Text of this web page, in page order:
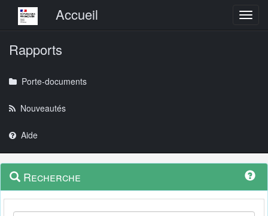
Menu principalAccueil
Rapports
Porte-documents
Nouveautés
Aide
Navigation
outils
Menu
contextuel
Recherche